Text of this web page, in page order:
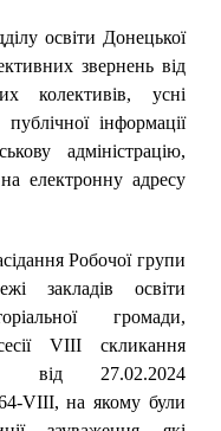
освіти Донецької
звернень від
колективів, усні
інформації
адміністрацію,
електронну адресу
Робочої групи
закладів освіти
громади,
VIII скликання
від 27.02.2024
були